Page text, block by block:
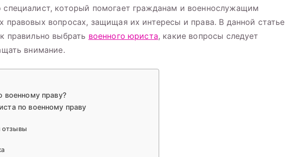
который помогает гражданам и военнослужащим
правовых вопросах, защищая их интересы и права. В данной статье
правильно выбрать военного юриста, какие вопросы следует
внимание.
военному праву?
по военному праву
отзывы